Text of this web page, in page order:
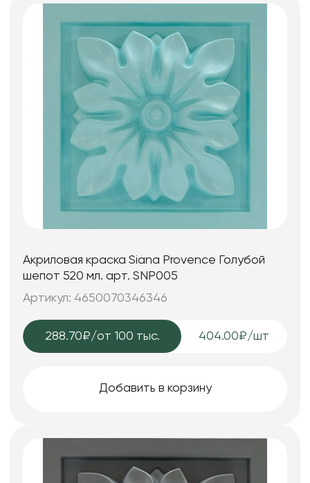
Акриловая краска Siana Provence Голубой
шепот 520 мл. арт. SNP005
Артикул: 4650070346346
288.70₽/от 100 тыс. 404.00₽/шт
Добавить в корзину